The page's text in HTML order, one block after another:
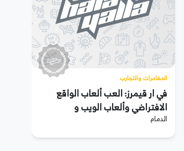
المغامرات والتجارب
في ار قيمرز: العب ألعاب الواقع
الافتراضي وألعاب الويب و
البلايستيشن
الدمام